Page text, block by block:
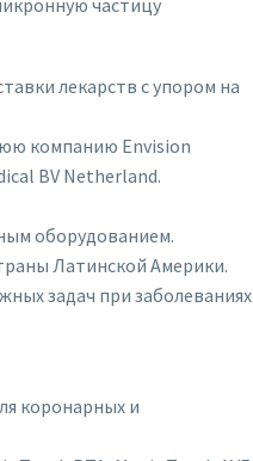
частицу
лекарств с упором на
компанию Envision
BV Netherland.
оборудованием.
Латинской Америки.
задач при заболеваниях
коронарных и